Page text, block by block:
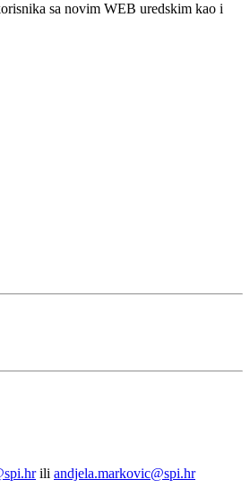
sa novim WEB uredskim kao i
ili andjela.markovic@spi.hr